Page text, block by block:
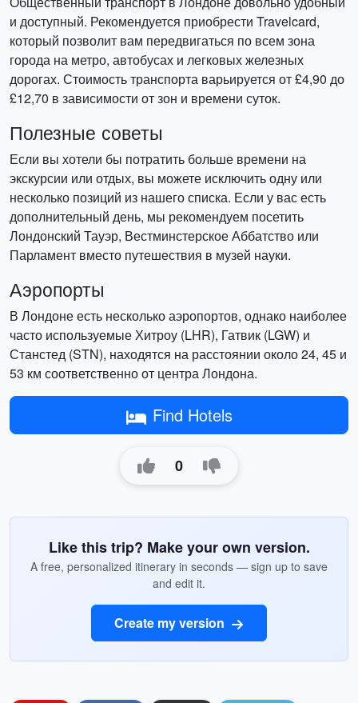
и доступный. Рекомендуется приобрести Travelcard,
который позволит вам передвигаться по всем зона
города на метро, автобусах и легковых железных
дорогах. Стоимость транспорта варьируется от £4,90 до
£12,70 в зависимости от зон и времени суток.
Полезные советы
Если вы хотели бы потратить больше времени на
экскурсии или отдых, вы можете исключить одну или
несколько позиций из нашего списка. Если у вас есть
дополнительный день, мы рекомендуем посетить
Лондонский Тауэр, Вестминстерское Аббатство или
Парламент вместо путешествия в музей науки.
Аэропорты
В Лондоне есть несколько аэропортов, однако наиболее
часто используемые Хитроу (LHR), Гатвик (LGW) и
Станстед (STN), находятся на расстоянии около 24, 45 и
53 км соответственно от центра Лондона.
Find Hotels
0
Like this trip? Make your own version.
A free, personalized itinerary in seconds — sign up to save
and edit it.
Create my version